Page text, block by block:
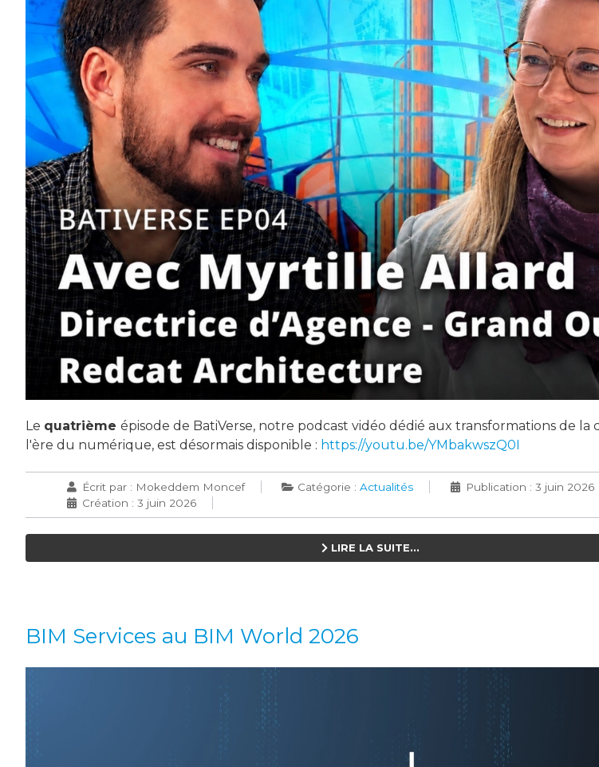
Le quatrième épisode de BatiVerse, notre podcast vidéo dédié aux transformations de la
l'ère du numérique, est désormais disponible : https://youtu.be/YMbakwszQ0I
Écrit par : Mokeddem Moncef Catégorie : Actualités
Publication : 3 juin 2026
Création : 3 juin 2026
LIRE LA SUITE...
BIM Services au BIM World 2026